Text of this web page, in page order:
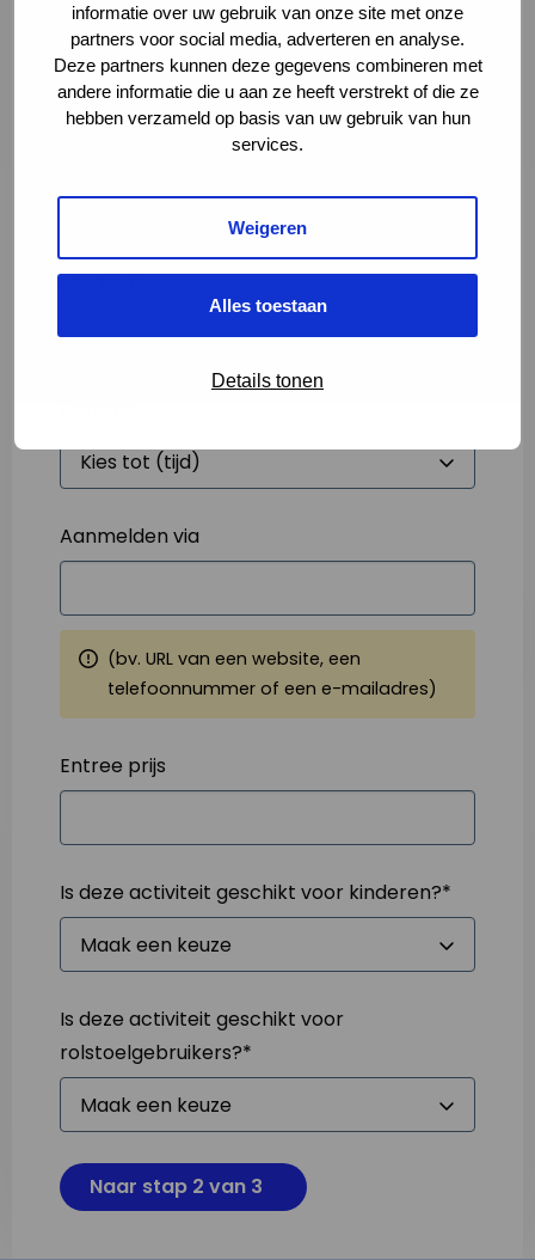
informatie over uw gebruik van onze site met onze
partners voor social media, adverteren en analyse.
Deze partners kunnen deze gegevens combineren met
andere informatie die u aan ze heeft verstrekt of die ze
hebben verzameld op basis van uw gebruik van hun
services.
Weigeren
Alles toestaan
Details tonen
Volledige omschrijving*
Starttijd*
Aanmelden via
(bv. URL van een website, een
telefoonnummer of een e-mailadres)
Entree prijs
Is deze activiteit geschikt voor kinderen?*
Is deze activiteit geschikt voor
rolstoelgebruikers?*